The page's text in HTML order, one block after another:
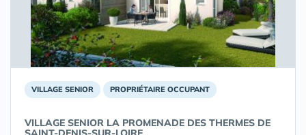
VILLAGE SENIOR PROPRIÉTAIRE OCCUPANT
VILLAGE SENIOR LA PROMENADE DES THERMES DE